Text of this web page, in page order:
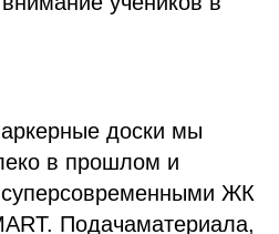
доски мы
в прошлом и
ЖК
Подачаматериала,